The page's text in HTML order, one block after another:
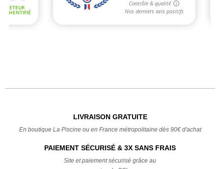
LIVRAISON GRATUITE
En boutique La Piscine ou en France métropolitaine dès 90€ d'achat
PAIEMENT SÉCURISÉ & 3X SANS FRAIS
Site et paiement sécurisé grâce au